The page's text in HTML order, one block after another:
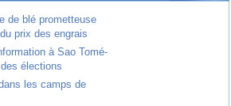
de blé prometteuse
prix des engrais
à Sao Tomé-
élections
les camps de